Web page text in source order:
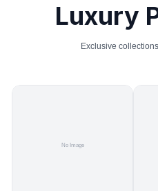
Luxury
Exclusive